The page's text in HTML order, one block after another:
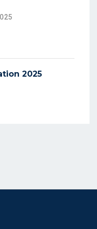
2025